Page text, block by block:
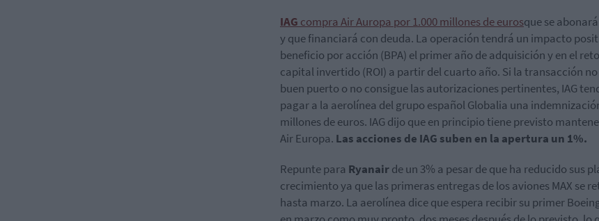
IAG compra Air Auropa por 1.000 millones de eurosque se
y que financiará con deuda. La operación tendrá un impacto
beneficio por acción (BPA) el primer año de adquisición y en el
capital invertido (ROI) a partir del cuarto año. Si la transacción no
buen puerto o no consigue las autorizaciones pertinentes, IAG
pagar a la aerolínea del grupo español Globalia una
millones de euros. IAG dijo que en principio tiene previsto
Air Europa. Las acciones de IAG suben en la apertura un 1%.
Repunte para Ryanairde un 3% a pesar de que ha reducido sus
crecimiento ya que las primeras entregas de los aviones MAX se
hasta marzo. La aerolínea dice que espera recibir su primer